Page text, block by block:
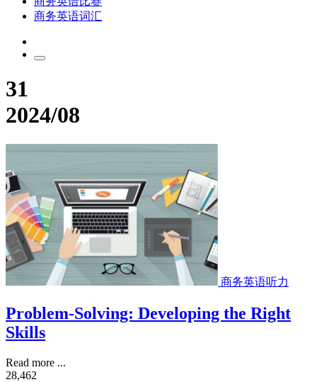
商务英语词汇
31
2024/08
商务英语听力
Problem-Solving: Developing the Right
Skills
Read more ...
28,462